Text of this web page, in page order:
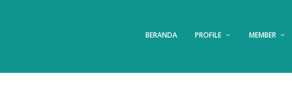
BERANDA PROFILE MEMBER